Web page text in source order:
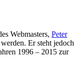
Webmasters, Peter
Er steht jedoch
1996 – 2015 zur